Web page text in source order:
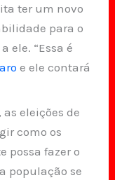
ter um novo
para o
ele. “Essa é
e ele contará
eleições de
como os
possa fazer o
população se